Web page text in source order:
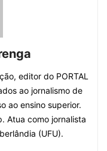
editor do PORTAL
ao jornalismo de
ao ensino superior.
Atua como jornalista
(UFU).